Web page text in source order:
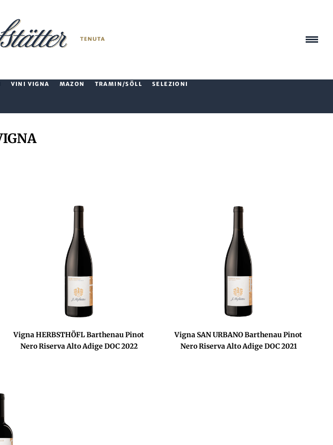
VINI VIGNA MAZON TRAMIN/SÖLL SELEZIONI
Vigna HERBSTHÖFL Barthenau Pinot
Nero Riserva Alto Adige DOC 2022
Vigna SAN URBANO Barthenau Pinot
Nero Riserva Alto Adige DOC 2021